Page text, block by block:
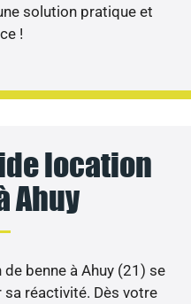
solution pratique et
!
location
Ahuy
benne à Ahuy (21) se
réactivité. Dès votre